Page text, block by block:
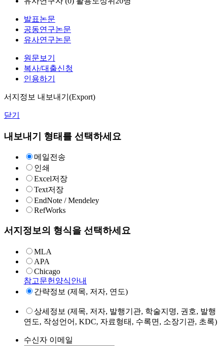
발표논문
공동연구논문
유사연구논문
원문보기
복사/대출신청
인용하기
서지정보 내보내기(Export)
닫기
내보내기 형태를 선택하세요
메일전송
인쇄
Excel저장
Text저장
EndNote / Mendeley
RefWorks
서지정보의 형식을 선택하세요
MLA
APA
Chicago
참고문헌양식안내
간략정보 (제목, 저자, 연도)
상세정보 (제목, 저자, 발행기관, 학술지명, 권호, 발행
연도, 작성언어, KDC, 자료형태, 수록면, 소장기관, 초록)
수신자 이메일